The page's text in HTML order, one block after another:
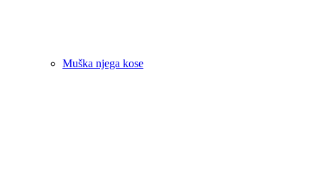
Muška njega kose